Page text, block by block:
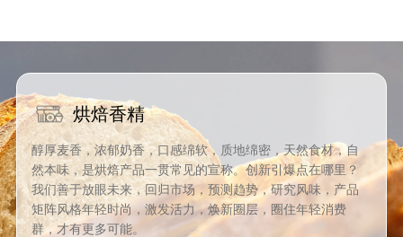
烘焙香精
醇厚麦香，浓郁奶香，口感绵软，质地绵密，天然食材，自
然本味，是烘焙产品一贯常见的宣称。创新引爆点在哪里？
我们善于放眼未来，回归市场，预测趋势，研究风味，产品
矩阵风格年轻时尚，激发活力，焕新圈层，圈住年轻消费
群，才有更多可能。